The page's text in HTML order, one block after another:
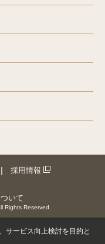
採用情報
いて
Rights Reserved.
サービス向上検討を目的と